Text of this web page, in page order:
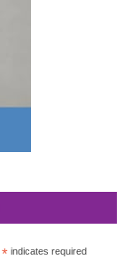
*indicates required